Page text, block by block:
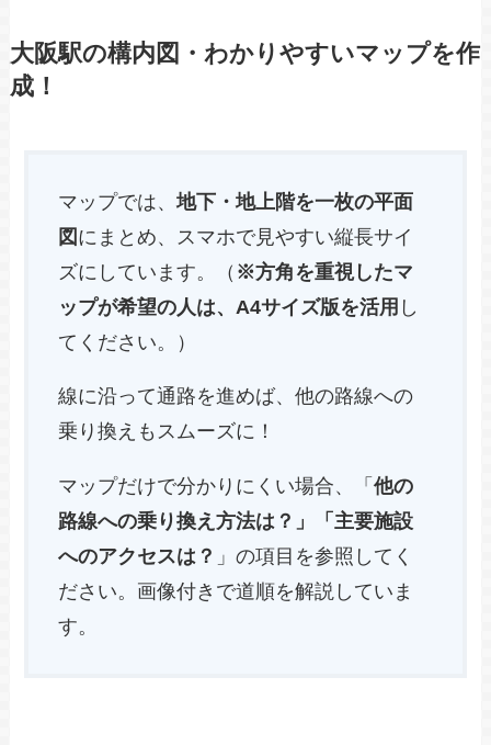
大阪駅の構内図・わかりやすいマップを作
成！
マップでは、地下・地上階を一枚の平面
図 にまとめ、スマホで見やすい縦長サイ
ズにしています。（ ※方角を重視したマ
ップが希望の人は、A4サイズ版を活用 し
てください。）
線に沿って通路を進めば、他の路線への
乗り換えもスムーズに！
マップだけで分かりにくい場合、「他の
路線への乗り換え方法は？」「主要施設
へのアクセスは？ 」の項目を参照してく
ださい。画像付きで道順を解説していま
す。